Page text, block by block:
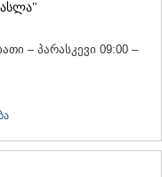
– პარასკევი 09:00 –